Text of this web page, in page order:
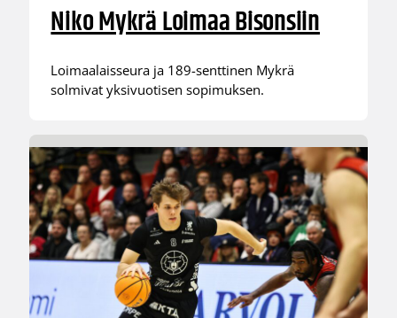
Niko Mykrä Loimaa Bisonsiin
Loimaalaisseura ja 189-senttinen Mykrä
solmivat yksivuotisen sopimuksen.